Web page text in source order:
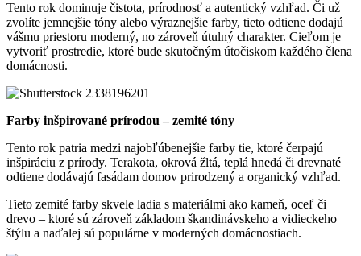
Tento rok dominuje čistota, prírodnosť a autentický vzhľad. Či už
zvolíte jemnejšie tóny alebo výraznejšie farby, tieto odtiene dodajú
vášmu priestoru moderný, no zároveň útulný charakter. Cieľom je
vytvoriť prostredie, ktoré bude skutočným útočiskom každého člena
domácnosti.
Farby inšpirované prírodou – zemité tóny
Tento rok patria medzi najobľúbenejšie farby tie, ktoré čerpajú
inšpiráciu z prírody. Terakota, okrová žltá, teplá hnedá či drevnaté
odtiene dodávajú fasádam domov prirodzený a organický vzhľad.
Tieto zemité farby skvele ladia s materiálmi ako kameň, oceľ či
drevo – ktoré sú zároveň základom škandinávskeho a vidieckeho
štýlu a naďalej sú populárne v moderných domácnostiach.